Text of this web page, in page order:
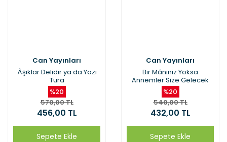
Can Yayınları
Âşıklar Delidir ya da Yazı
Tura
%20
570,00 TL
456,00 TL
Sepete Ekle
Can Yayınları
Bir Mâniniz Yoksa
Annemler Size Gelecek
%20
540,00 TL
432,00 TL
Sepete Ekle